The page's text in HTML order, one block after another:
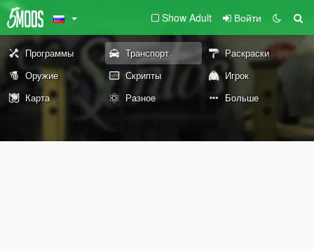
Show Adult Войти
Программы Транспорт
Раскраски
Оружие
Скрипты
Игрок
Карта
Разное Больше